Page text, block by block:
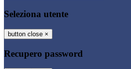
Seleziona utente
button close ×
Recupero password